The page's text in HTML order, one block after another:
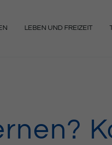
LEBEN UND FREIZEIT